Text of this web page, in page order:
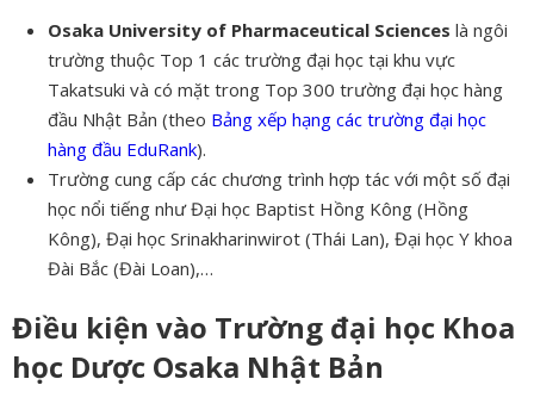
Osaka University of Pharmaceutical Sciences là ngôi
trường thuộc Top 1 các trường đại học tại khu vực
Takatsuki và có mặt trong Top 300 trường đại học hàng
đầu Nhật Bản (theo Bảng xếp hạng các trường đại học
hàng đầu EduRank).
Trường cung cấp các chương trình hợp tác với một số đại
học nổi tiếng như Đại học Baptist Hồng Kông (Hồng
Kông), Đại học Srinakharinwirot (Thái Lan), Đại học Y khoa
Đài Bắc (Đài Loan),…
Điều kiện vào Trường đại học Khoa
học Dược Osaka Nhật Bản